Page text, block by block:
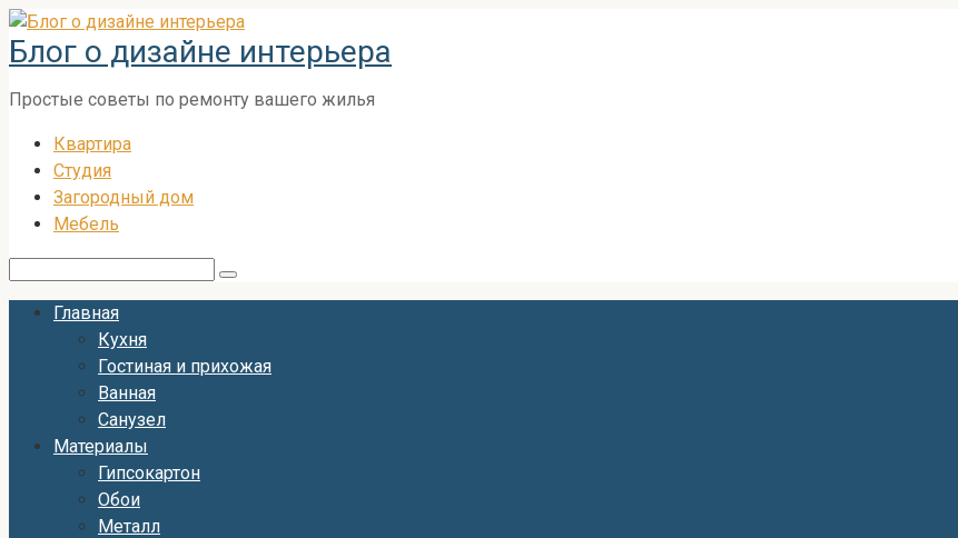
Перейти
к
контенту
Блог о дизайне интерьера
Простые советы по ремонту вашего жилья
Квартира
Студия
Загородный дом
Мебель
Главная
Кухня
Гостиная и прихожая
Ванная
Санузел
Материалы
Гипсокартон
Обои
Металл